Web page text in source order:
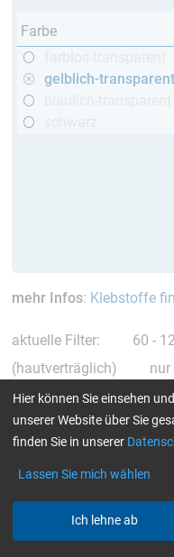
Farbe
gelblich-transparent
mehr Infos: Klebstoffe
aktuelle Filter: 60 -
(hautverträglich)
nur
Alle Filter zurücksetzen
Epoxidharz L
Hier können Sie einsehen
unserer Website über Sie
finden Sie in unserer
Lassen Sie mich wählen
Ich lehne ab